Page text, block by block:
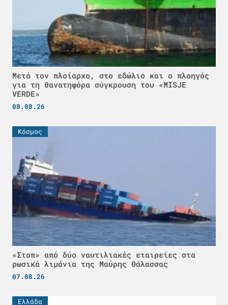
Μετά τον πλοίαρχο, στο εδώλιο και ο πλοηγός
για τη θανατηφόρα σύγκρουση του «MISJE
VERDE»
08.08.26
Κόσμος
«Στοπ» από δύο ναυτιλιακές εταιρείες στα
ρωσικά λιμάνια της Μαύρης Θάλασσας
07.08.26
Ελλάδα